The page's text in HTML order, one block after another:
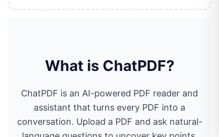
What is ChatPDF?
ChatPDF is an AI-powered PDF reader and
assistant that turns every PDF into a
conversation. Upload a PDF and ask natural-